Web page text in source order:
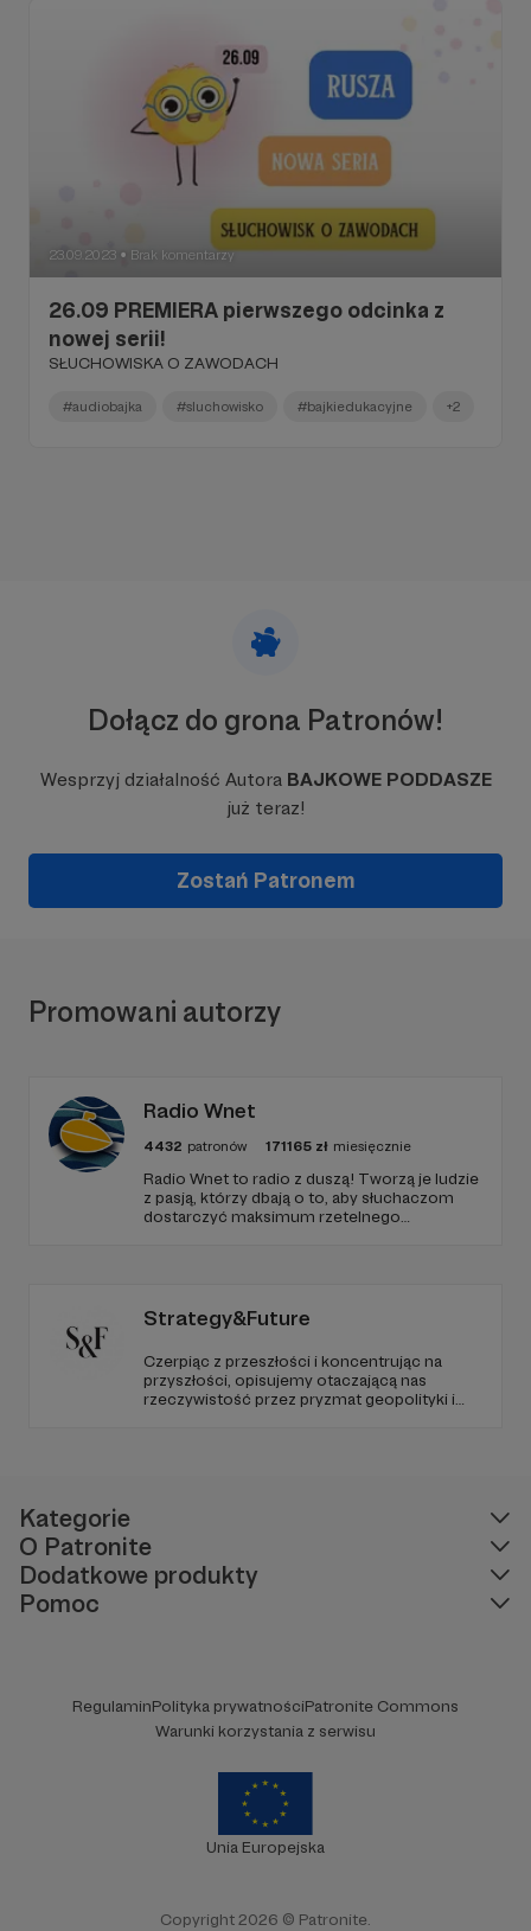
23.09.2023 ● Brak komentarzy
26.09 PREMIERA pierwszego odcinka z
nowej serii!
SŁUCHOWISKA O ZAWODACH
#audiobajka #sluchowisko #bajkiedukacyjne +2
Dołącz do grona Patronów!
Wesprzyj działalność Autora BAJKOWE PODDASZE
już teraz!
Zostań Patronem
Promowani autorzy
Radio Wnet
4432 patronów 171165 zł miesięcznie
Radio Wnet to radio z duszą! Tworzą je ludzie
z pasją, którzy dbają o to, aby słuchaczom
dostarczyć maksimum rzetelnego
Strategy&Future
Czerpiąc z przeszłości i koncentrując na
przyszłości, opisujemy otaczającą nas
rzeczywistość przez pryzmat geopolityki i
Kategorie
O Patronite
Dodatkowe produkty
Pomoc
RegulaminPolityka prywatnościPatronite Commons
Warunki korzystania z serwisu
Unia Europejska
Copyright 2026 © Patronite.